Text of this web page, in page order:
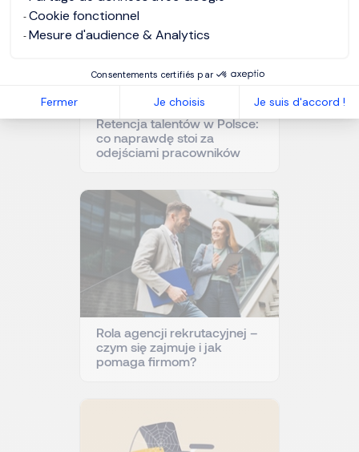
Cookie fonctionnel
Mesure d'audience & Analytics
Consentements certifiés par
Fermer Je choisis Je suis d'accord !
Retencja talentów w Polsce:
co naprawdę stoi za
odejściami pracowników
Rola agencji rekrutacyjnej –
czym się zajmuje i jak
pomaga firmom?